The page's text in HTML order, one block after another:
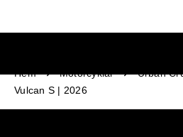
Hem Motorcyklar
Urban
Vulcan S | 2026